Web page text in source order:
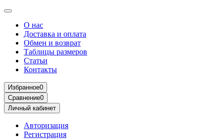
О нас
Доставка и оплата
Обмен и возврат
Таблицы размеров
Статьи
Контакты
Избранное0
Сравнение0
Личный кабинет
Авторизация
Регистрация